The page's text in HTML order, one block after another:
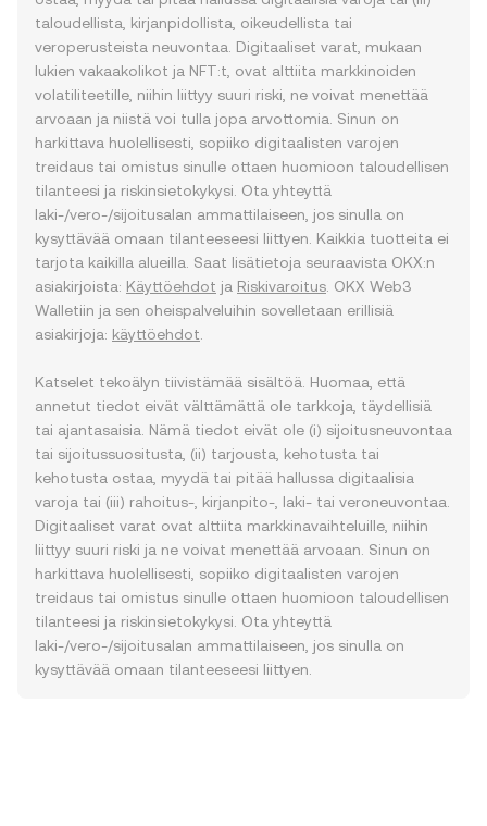
taloudellista, kirjanpidollista, oikeudellista tai
veroperusteista neuvontaa. Digitaaliset varat, mukaan
lukien vakaakolikot ja NFT:t, ovat alttiita markkinoiden
volatiliteetille, niihin liittyy suuri riski, ne voivat menettää
arvoaan ja niistä voi tulla jopa arvottomia. Sinun on
harkittava huolellisesti, sopiiko digitaalisten varojen
treidaus tai omistus sinulle ottaen huomioon taloudellisen
tilanteesi ja riskinsietokykysi. Ota yhteyttä
laki-/vero-/sijoitusalan ammattilaiseen, jos sinulla on
kysyttävää omaan tilanteeseesi liittyen. Kaikkia tuotteita ei
tarjota kaikilla alueilla. Saat lisätietoja seuraavista OKX:n
asiakirjoista: Käyttöehdot ja Riskivaroitus . OKX Web3
Walletiin ja sen oheispalveluihin sovelletaan erillisiä
asiakirjoja: käyttöehdot
Katselet tekoälyn tiivistämää sisältöä. Huomaa, että
annetut tiedot eivät välttämättä ole tarkkoja, täydellisiä
tai ajantasaisia. Nämä tiedot eivät ole (i) sijoitusneuvontaa
tai sijoitussuositusta, (ii) tarjousta, kehotusta tai
kehotusta ostaa, myydä tai pitää hallussa digitaalisia
varoja tai (iii) rahoitus-, kirjanpito-, laki- tai veroneuvontaa.
Digitaaliset varat ovat alttiita markkinavaihteluille, niihin
liittyy suuri riski ja ne voivat menettää arvoaan. Sinun on
harkittava huolellisesti, sopiiko digitaalisten varojen
treidaus tai omistus sinulle ottaen huomioon taloudellisen
tilanteesi ja riskinsietokykysi. Ota yhteyttä
laki-/vero-/sijoitusalan ammattilaiseen, jos sinulla on
kysyttävää omaan tilanteeseesi liittyen.